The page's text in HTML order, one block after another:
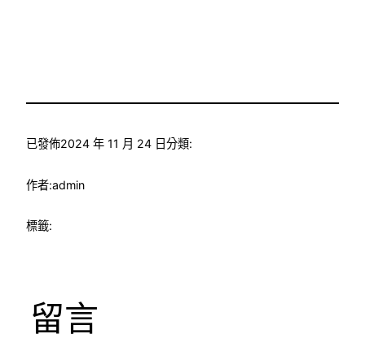
已發佈2024 年 11 月 24 日分類:
作者:admin
標籤:
留言